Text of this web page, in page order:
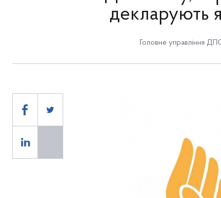
декларують
Головне управління